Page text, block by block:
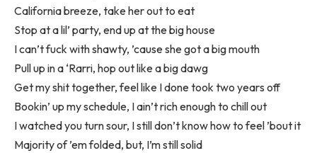
California breeze, take her out to eat
Stop at a lil’ party, end up at the big house
I can’t fuck with shawty, ’cause she got a big mouth
Pull up in a ‘Rarri, hop out like a big dawg
Get my shit together, feel like I done took two years off
Bookin’ up my schedule, I ain’t rich enough to chill out
I watched you turn sour, I still don’t know how to feel ’bout it
Majority of ’em folded, but, I’m still solid